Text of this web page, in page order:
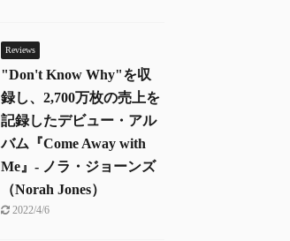
Reviews
"Don't Know Why"を収
録し、2,700万枚の売上を
記録したデビュー・アル
バム『Come Away with
Me』- ノラ・ジョーンズ
（Norah Jones）
2022/4/6